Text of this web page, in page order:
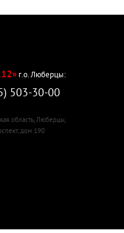
г.о. Люберцы:
503-30-00
область, Люберцы,
дом 190